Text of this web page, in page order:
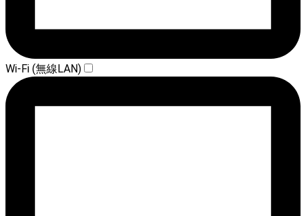
Wi-Fi (無線LAN)